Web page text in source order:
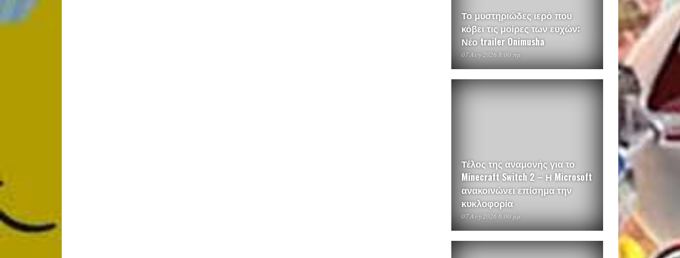
Το μυστηριώδες ιερό που
κόβει τις μοίρες των ευχών:
Νέο trailer Onimusha
07 Αυγ 2026 8:00 πμ
Τέλος της αναμονής για το
Minecraft Switch 2 – Η Microsoft
ανακοινώνει επίσημα την
κυκλοφορία
07 Αυγ 2026 6:00 μμ